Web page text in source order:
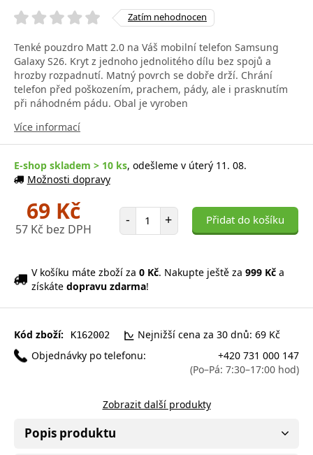
Zatím nehodnocen
Tenké pouzdro Matt 2.0 na Váš mobilní telefon Samsung
Galaxy S26. Kryt z jednoho jednolitého dílu bez spojů a
hrozby rozpadnutí. Matný povrch se dobře drží. Chrání
telefon před poškozením, prachem, pády, ale i prasknutím
při náhodném pádu. Obal je vyroben
Více informací
E-shop skladem > 10 ks, odešleme v úterý 11. 08.
Možnosti dopravy
69 Kč
57 Kč bez DPH
- Počet položek
+ Přidat do košíku
V košíku máte zboží za 0 Kč. Nakupte ještě za 999 Kč a
získáte dopravu zdarma!
Kód zboží: K162002
Nejnižší cena za 30 dnů: 69 Kč
Objednávky po telefonu:
+420 731 000 147
(Po–Pá: 7:30–17:00 hod)
Zobrazit další produkty
Popis produktu